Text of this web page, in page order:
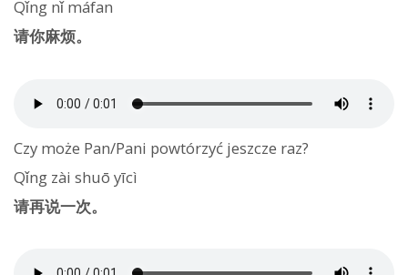
Qǐng nǐ máfan
请你麻烦。
Czy może Pan/Pani powtórzyć jeszcze raz?
Qǐng zài shuō yīcì
请再说一次。